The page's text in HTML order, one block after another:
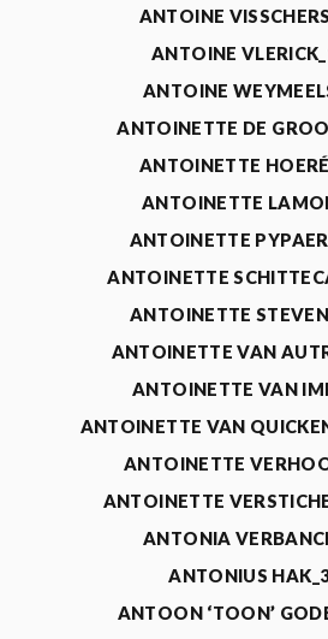
ANTOINE
ANTOINE
ANTOINE
ANTOINETTE DE
ANTOINETTE
ANTOINETTE
ANTOINETTE
ANTOINETTE
ANTOINETTE
ANTOINETTE VAN
ANTOINETTE VAN
ANTOINETTE VAN
ANTOINETTE
ANTOINETTE
ANTONIA
ANTONIUS
ANTOON ‘TOON’